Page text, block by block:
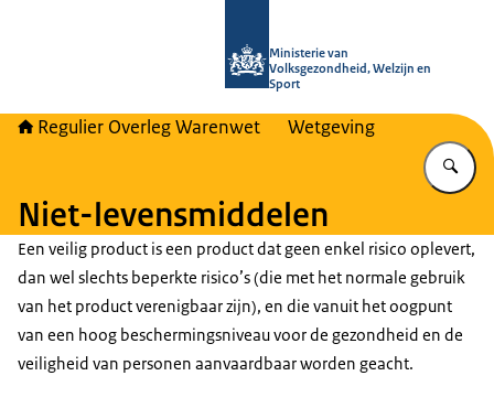
Ministerie van
Volksgezondheid, Welzijn en
Sport
Regulier Overleg Warenwet Wetgeving
Niet-levensmiddelen
Een veilig product is een product dat geen enkel risico oplevert,
dan wel slechts beperkte risico’s (die met het normale gebruik
van het product verenigbaar zijn), en die vanuit het oogpunt
van een hoog beschermingsniveau voor de gezondheid en de
veiligheid van personen aanvaardbaar worden geacht.